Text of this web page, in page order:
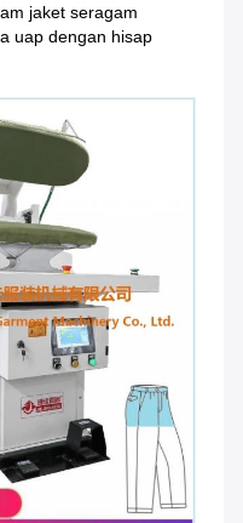
jaket seragam
uap dengan hisap